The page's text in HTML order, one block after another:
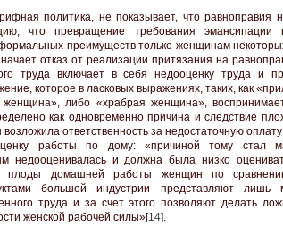
политика, не показывает, что равноправия
что превращение требования эмансипации
преимуществ только женщинам
отказ от реализации притязания на
труда включает в себя недооценку труда и
которое в ласковых выражениях, таких, как
женщина», либо «храбрая женщина»,
как одновременно причина и следствие
ответственность за недостаточную
работы по дому: «причиной тому стал
недооценивалась и должна была низко
домашней работы женщин по
большой индустрии представляют лишь
труда и за счет этого позволяют делать
женской рабочей силы»[14].